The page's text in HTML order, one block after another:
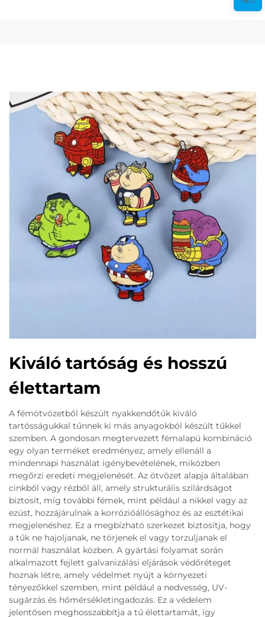
Kiváló tartóság és hosszú
élettartam
A fémötvözetből készült nyakkendőtűk kiváló
tartósságukkal tűnnek ki más anyagokból készült tűkkel
szemben. A gondosan megtervezett fémalapú kombináció
egy olyan terméket eredményez, amely ellenáll a
mindennapi használat igénybevételének, miközben
megőrzi eredeti megjelenését. Az ötvözet alapja általában
cinkből vagy rézből áll, amely strukturális szilárdságot
biztosít, míg további fémek, mint például a nikkel vagy az
ezüst, hozzájárulnak a korrózióállósághoz és az esztétikai
megjelenéshez. Ez a megbízható szerkezet biztosítja, hogy
a tűk ne hajoljanak, ne törjenek el vagy torzuljanak el
normál használat közben. A gyártási folyamat során
alkalmazott fejlett galvanizálási eljárások védőréteget
hoznak létre, amely védelmet nyújt a környezeti
tényezőkkel szemben, mint például a nedvesség, UV-
sugárzás és hőmérsékletingadozás. Ez a védelem
jelentősen meghosszabbítja a tű élettartamát, így